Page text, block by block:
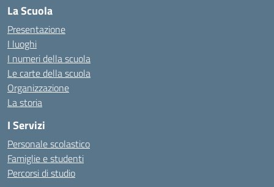
La Scuola
Presentazione
I luoghi
I numeri della scuola
Le carte della scuola
Organizzazione
La storia
I Servizi
Personale scolastico
Famiglie e studenti
Percorsi di studio